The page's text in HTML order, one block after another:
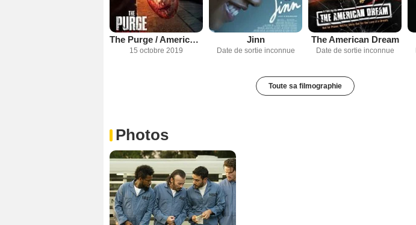
The Purge / American Nightmare
15 octobre 2019
Jinn
Date de sortie inconnue
The American Dream
Date de sortie inconnue
Toute sa filmographie
Photos